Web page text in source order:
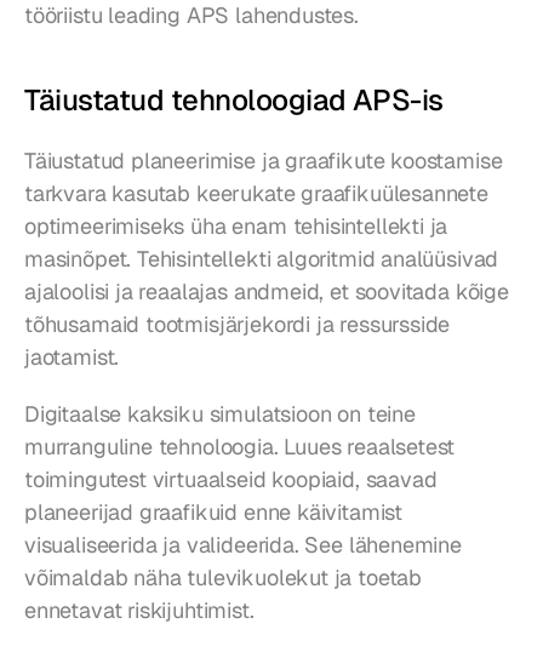
tööriistu leading APS lahendustes.
Täiustatud tehnoloogiad APS-is
Täiustatud planeerimise ja graafikute koostamise
tarkvara kasutab keerukate graafikuülesannete
optimeerimiseks üha enam tehisintellekti ja
masinõpet. Tehisintellekti algoritmid analüüsivad
ajaloolisi ja reaalajas andmeid, et soovitada kõige
tõhusamaid tootmisjärjekordi ja ressursside
jaotamist.
Digitaalse kaksiku simulatsioon on teine
murranguline tehnoloogia. Luues reaalsetest
toimingutest virtuaalseid koopiaid, saavad
planeerijad graafikuid enne käivitamist
visualiseerida ja valideerida. See lähenemine
võimaldab näha tulevikuolekut ja toetab
ennetavat riskijuhtimist.